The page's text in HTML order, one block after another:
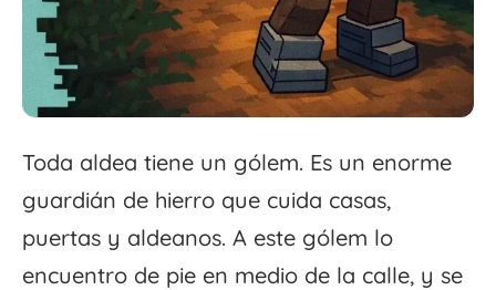
Toda aldea tiene un gólem. Es un enorme
guardián de hierro que cuida casas,
puertas y aldeanos. A este gólem lo
encuentro de pie en medio de la calle, y se